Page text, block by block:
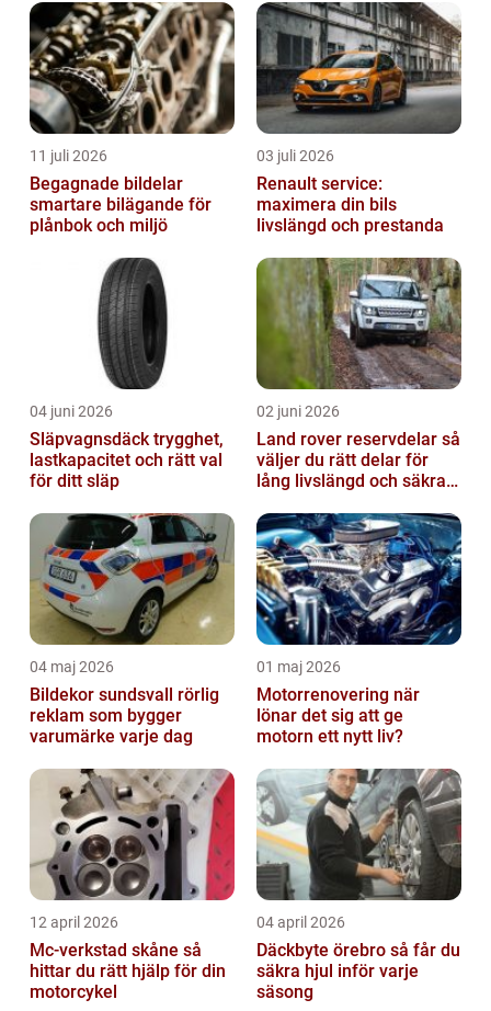
11 juli 2026
Begagnade bildelar
smartare bilägande för
plånbok och miljö
03 juli 2026
Renault service:
maximera din bils
livslängd och prestanda
04 juni 2026
Släpvagnsdäck trygghet,
lastkapacitet och rätt val
för ditt släp
02 juni 2026
Land rover reservdelar så
väljer du rätt delar för
lång livslängd och säkra
04 maj 2026
Bildekor sundsvall rörlig
reklam som bygger
varumärke varje dag
01 maj 2026
Motorrenovering när
lönar det sig att ge
motorn ett nytt liv?
12 april 2026
Mc-verkstad skåne så
hittar du rätt hjälp för din
motorcykel
04 april 2026
Däckbyte örebro så får du
säkra hjul inför varje
säsong